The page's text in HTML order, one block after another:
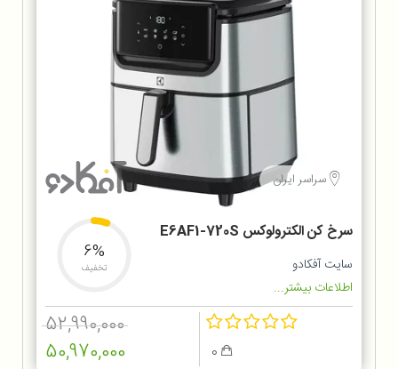
سراسر ایران
سرخ کن الکترولوکس E6AF1-720S
سایت آفکادو
اطلاعات بیشتر...
6%
تخفیف
52,990,000
50,970,000